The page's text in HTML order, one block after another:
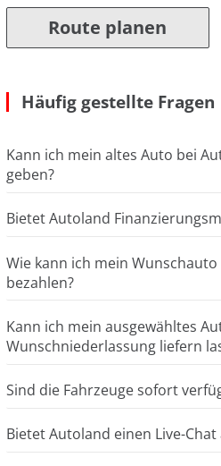
Route planen
Häufig gestellte Fragen
Kann ich mein altes Auto bei
geben?
Bietet Autoland
Wie kann ich mein
bezahlen?
Kann ich mein ausgewähltes
Wunschniederlassung liefern
Sind die Fahrzeuge sofort
Bietet Autoland einen Live-Chat